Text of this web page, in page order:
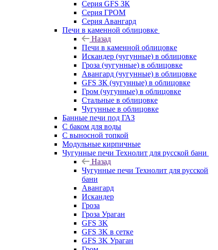
Серия GFS ЗК
Серия ГРОМ
Серия Авангард
Печи в каменной облицовке
Назад
Печи в каменной облицовке
Искандер (чугунные) в облицовке
Гроза (чугунные) в облицовке
Авангард (чугунные) в облицовке
GFS ЗК (чугунные) в облицовке
Гром (чугунные) в облицовке
Стальные в облицовке
Чугунные в облицовке
Банные печи под ГАЗ
С баком для воды
С выносной топкой
Модульные кирпичные
Чугунные печи Технолит для русской бани
Назад
Чугунные печи Технолит для русской
бани
Авангард
Искандер
Гроза
Гроза Ураган
GFS 3K
GFS 3K в сетке
GFS 3K Ураган